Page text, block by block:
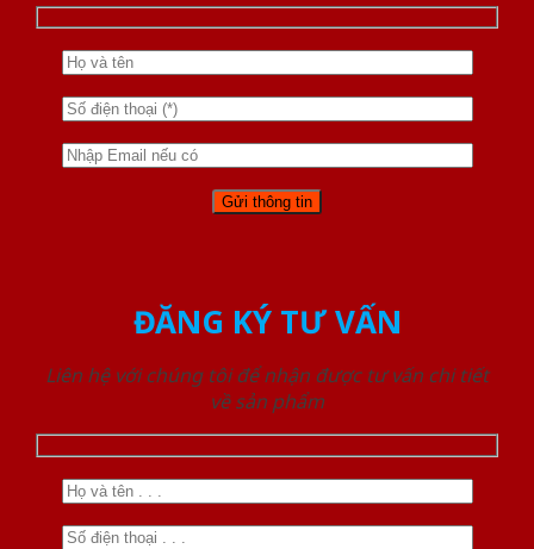
ĐĂNG KÝ TƯ VẤN
Liên hệ với chúng tôi để nhận được tư vấn chi tiết
về sản phẩm